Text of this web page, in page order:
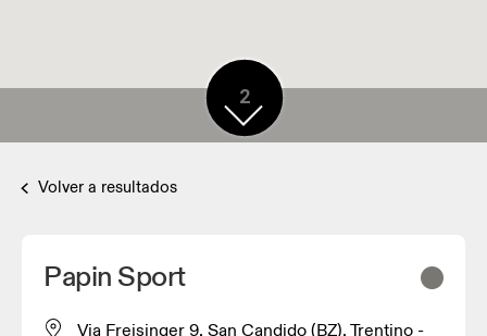
2
Volver a resultados
Papin Sport
Via Freisinger 9, San Candido (BZ), Trentino -